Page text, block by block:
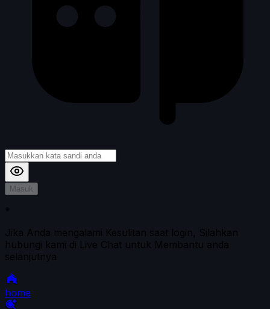
Masuk
*
Jika Anda mengalami Kesulitan saat login, Silahkan
hubungi kami di Live Chat untuk Membantu anda
selanjutnya
home